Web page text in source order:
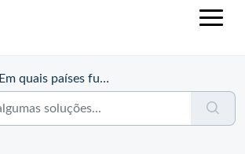
Em quais países funciona a Viaota?